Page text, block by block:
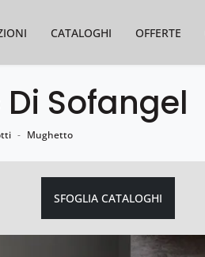
CATALOGHI OFFERTE
Sofangel
- Mughetto
SFOGLIA CATALOGHI